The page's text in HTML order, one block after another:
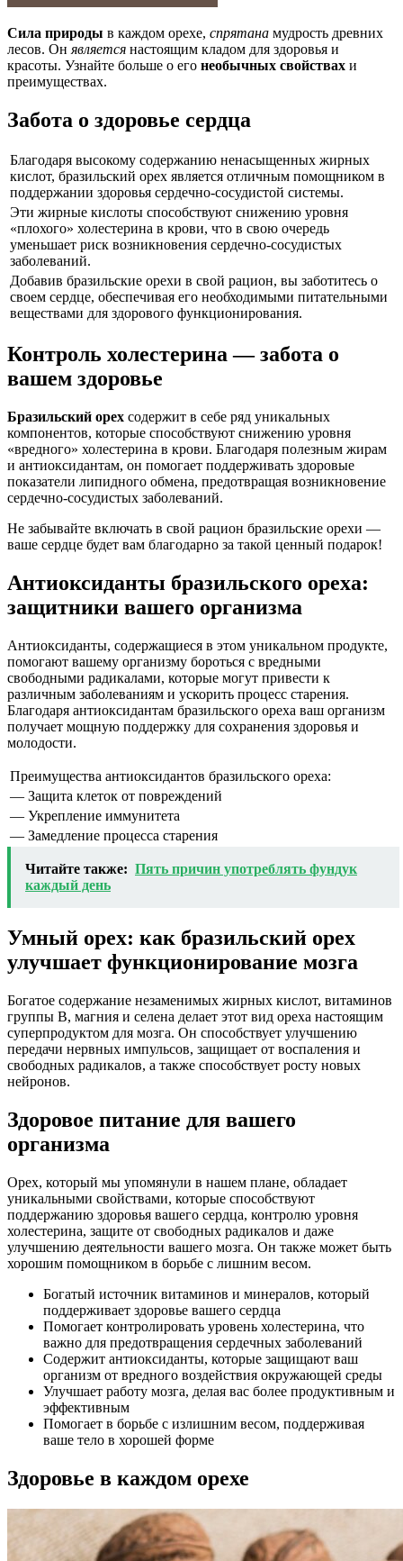
Сила природы в каждом орехе, спрятана мудрость древних
лесов. Он является настоящим кладом для здоровья и
красоты. Узнайте больше о его необычных свойствах и
преимуществах.
Забота о здоровье сердца
Благодаря высокому содержанию ненасыщенных жирных
кислот, бразильский орех является отличным помощником в
поддержании здоровья сердечно-сосудистой системы.
Эти жирные кислоты способствуют снижению уровня
«плохого» холестерина в крови, что в свою очередь
уменьшает риск возникновения сердечно-сосудистых
заболеваний.
Добавив бразильские орехи в свой рацион, вы заботитесь о
своем сердце, обеспечивая его необходимыми питательными
веществами для здорового функционирования.
Контроль холестерина — забота о
вашем здоровье
Бразильский орех содержит в себе ряд уникальных
компонентов, которые способствуют снижению уровня
«вредного» холестерина в крови. Благодаря полезным жирам
и антиоксидантам, он помогает поддерживать здоровые
показатели липидного обмена, предотвращая возникновение
сердечно-сосудистых заболеваний.
Не забывайте включать в свой рацион бразильские орехи —
ваше сердце будет вам благодарно за такой ценный подарок!
Антиоксиданты бразильского ореха:
защитники вашего организма
Антиоксиданты, содержащиеся в этом уникальном продукте,
помогают вашему организму бороться с вредными
свободными радикалами, которые могут привести к
различным заболеваниям и ускорить процесс старения.
Благодаря антиоксидантам бразильского ореха ваш организм
получает мощную поддержку для сохранения здоровья и
молодости.
Преимущества антиоксидантов бразильского ореха:
— Защита клеток от повреждений
— Укрепление иммунитета
— Замедление процесса старения
Читайте также: Пять причин употреблять фундук
каждый день
Умный орех: как бразильский орех
улучшает функционирование мозга
Богатое содержание незаменимых жирных кислот, витаминов
группы В, магния и селена делает этот вид ореха настоящим
суперпродуктом для мозга. Он способствует улучшению
передачи нервных импульсов, защищает от воспаления и
свободных радикалов, а также способствует росту новых
нейронов.
Здоровое питание для вашего
организма
Орех, который мы упомянули в нашем плане, обладает
уникальными свойствами, которые способствуют
поддержанию здоровья вашего сердца, контролю уровня
холестерина, защите от свободных радикалов и даже
улучшению деятельности вашего мозга. Он также может быть
хорошим помощником в борьбе с лишним весом.
Богатый источник витаминов и минералов, который
поддерживает здоровье вашего сердца
Помогает контролировать уровень холестерина, что
важно для предотвращения сердечных заболеваний
Содержит антиоксиданты, которые защищают ваш
организм от вредного воздействия окружающей среды
Улучшает работу мозга, делая вас более продуктивным и
эффективным
Помогает в борьбе с излишним весом, поддерживая
ваше тело в хорошей форме
Здоровье в каждом орехе